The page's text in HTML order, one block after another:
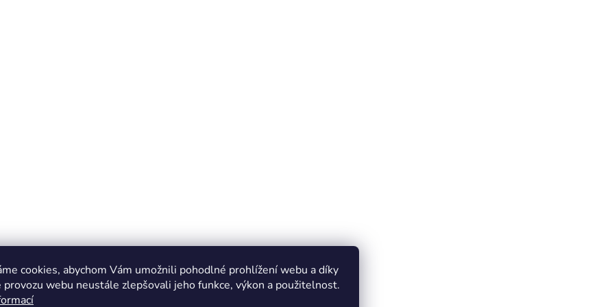
cookies, abychom Vám umožnili pohodlné prohlížení webu a díky
provozu webu neustále zlepšovali jeho funkce, výkon a použitelnost.